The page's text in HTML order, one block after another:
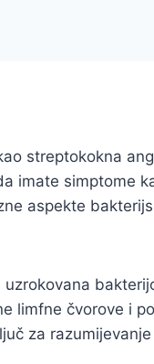
streptokokna
imate simptome
aspekte
limfne čvorove i
za